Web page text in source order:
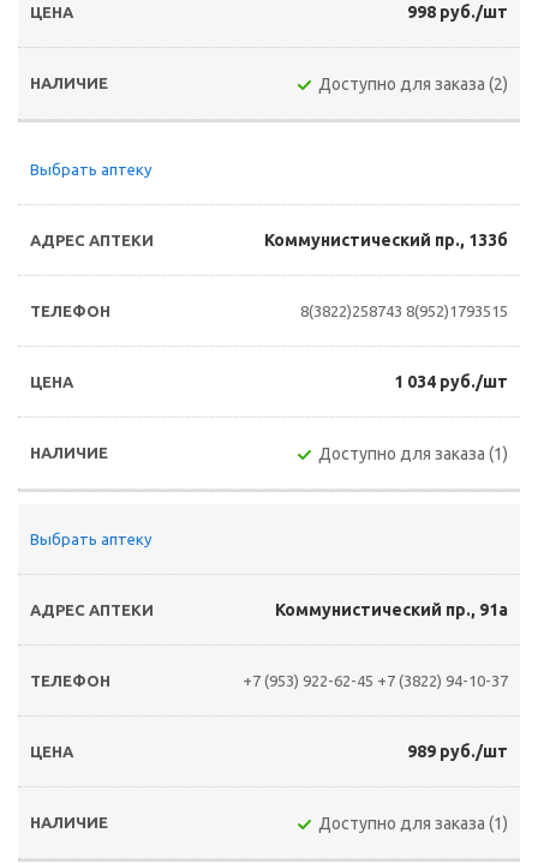
998 руб./шт
Доступно для заказа (2)
Выбрать аптеку
Коммунистический пр., 133б
8(3822)258743 8(952)1793515
1 034 руб./шт
Доступно для заказа (1)
Выбрать аптеку
Коммунистический пр., 91а
+7 (953) 922-62-45 +7 (3822) 94-10-37
989 руб./шт
Доступно для заказа (1)